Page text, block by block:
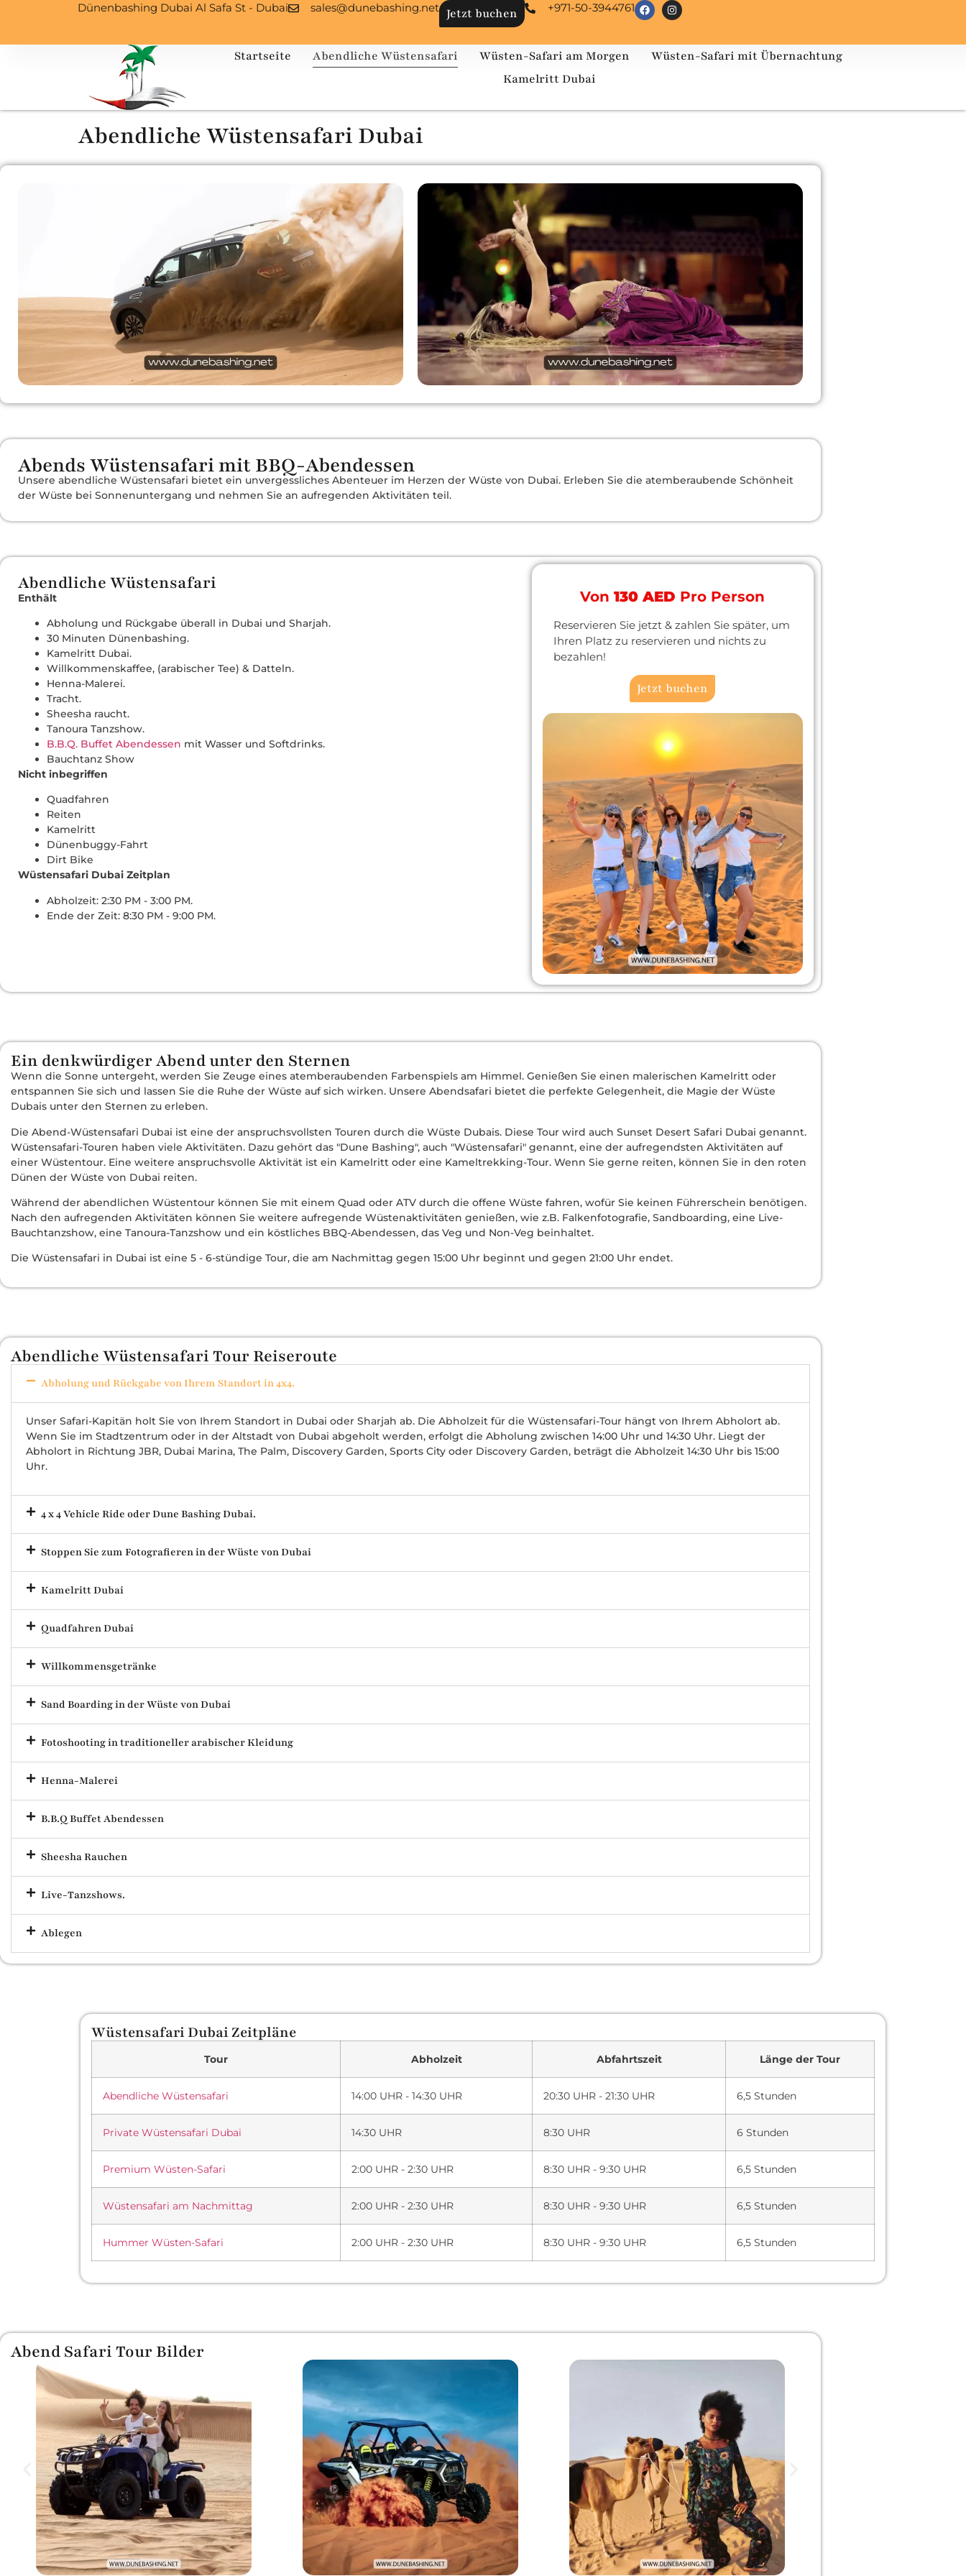
Dünenbashing Dubai Al Safa St - Dubai sales@dunebashing.net Jetzt buchen +971-50-3944761
Startseite Abendliche Wüstensafari Wüsten-Safari am Morgen
Wüsten-Safari mit Übernachtung
Kamelritt Dubai
Abendliche Wüstensafari Dubai
Abends Wüstensafari mit BBQ-Abendessen
Unsere abendliche Wüstensafari bietet ein unvergessliches Abenteuer im Herzen der Wüste von Dubai. Erleben Sie die atemberaubende Schönheit
der Wüste bei Sonnenuntergang und nehmen Sie an aufregenden Aktivitäten teil.
Abendliche Wüstensafari
Enthält
Abholung und Rückgabe überall in Dubai und Sharjah.
30 Minuten Dünenbashing.
Kamelritt Dubai.
Willkommenskaffee, (arabischer Tee) & Datteln.
Henna-Malerei.
Tracht.
Sheesha raucht.
Tanoura Tanzshow.
B.B.Q. Buffet Abendessen mit Wasser und Softdrinks.
Bauchtanz Show
Nicht inbegriffen
Quadfahren
Reiten
Kamelritt
Dünenbuggy-Fahrt
Dirt Bike
Wüstensafari Dubai Zeitplan
Abholzeit: 2:30 PM - 3:00 PM.
Ende der Zeit: 8:30 PM - 9:00 PM.
Von130 AED Pro Person
Reservieren Sie jetzt & zahlen Sie später, um
Ihren Platz zu reservieren und nichts zu
bezahlen!
Jetzt buchen
Ein denkwürdiger Abend unter den Sternen
Wenn die Sonne untergeht, werden Sie Zeuge eines atemberaubenden Farbenspiels am Himmel. Genießen Sie einen malerischen Kamelritt oder
entspannen Sie sich und lassen Sie die Ruhe der Wüste auf sich wirken. Unsere Abendsafari bietet die perfekte Gelegenheit, die Magie der Wüste
Dubais unter den Sternen zu erleben.
Die Abend-Wüstensafari Dubai ist eine der anspruchsvollsten Touren durch die Wüste Dubais. Diese Tour wird auch Sunset Desert Safari Dubai genannt.
Wüstensafari-Touren haben viele Aktivitäten. Dazu gehört das "Dune Bashing", auch "Wüstensafari" genannt, eine der aufregendsten Aktivitäten auf
einer Wüstentour. Eine weitere anspruchsvolle Aktivität ist ein Kamelritt oder eine Kameltrekking-Tour. Wenn Sie gerne reiten, können Sie in den roten
Dünen der Wüste von Dubai reiten.
Während der abendlichen Wüstentour können Sie mit einem Quad oder ATV durch die offene Wüste fahren, wofür Sie keinen Führerschein benötigen.
Nach den aufregenden Aktivitäten können Sie weitere aufregende Wüstenaktivitäten genießen, wie z.B. Falkenfotografie, Sandboarding, eine Live-
Bauchtanzshow, eine Tanoura-Tanzshow und ein köstliches BBQ-Abendessen, das Veg und Non-Veg beinhaltet.
Die Wüstensafari in Dubai ist eine 5 - 6-stündige Tour, die am Nachmittag gegen 15:00 Uhr beginnt und gegen 21:00 Uhr endet.
Abendliche Wüstensafari Tour Reiseroute
Abholung und Rückgabe von Ihrem Standort in 4x4.
Unser Safari-Kapitän holt Sie von Ihrem Standort in Dubai oder Sharjah ab. Die Abholzeit für die Wüstensafari-Tour hängt von Ihrem Abholort ab.
Wenn Sie im Stadtzentrum oder in der Altstadt von Dubai abgeholt werden, erfolgt die Abholung zwischen 14:00 Uhr und 14:30 Uhr. Liegt der
Abholort in Richtung JBR, Dubai Marina, The Palm, Discovery Garden, Sports City oder Discovery Garden, beträgt die Abholzeit 14:30 Uhr bis 15:00
Uhr.
4 x 4 Vehicle Ride oder Dune Bashing Dubai.
Stoppen Sie zum Fotografieren in der Wüste von Dubai
Kamelritt Dubai
Quadfahren Dubai
Willkommensgetränke
Sand Boarding in der Wüste von Dubai
Fotoshooting in traditioneller arabischer Kleidung
Henna-Malerei
B.B.Q Buffet Abendessen
Sheesha Rauchen
Live-Tanzshows.
Ablegen
Wüstensafari Dubai Zeitpläne
Tour Abholzeit Abfahrtszeit Länge der Tour
Abendliche Wüstensafari 14:00 UHR - 14:30 UHR 20:30 UHR - 21:30 UHR 6,5 Stunden
Private Wüstensafari Dubai 14:30 UHR 8:30 UHR 6 Stunden
Premium Wüsten-Safari 2:00 UHR - 2:30 UHR 8:30 UHR - 9:30 UHR 6,5 Stunden
Wüstensafari am Nachmittag 2:00 UHR - 2:30 UHR 8:30 UHR - 9:30 UHR 6,5 Stunden
Hummer Wüsten-Safari 2:00 UHR - 2:30 UHR 8:30 UHR - 9:30 UHR 6,5 Stunden
Abend Safari Tour Bilder